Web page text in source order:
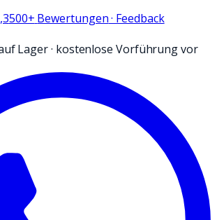
500+ Bewertungen· Feedback
Lager· kostenlose Vorführung vor